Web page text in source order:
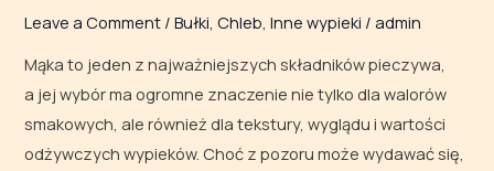
Leave a Comment /Bułki ,Chleb ,Inne wypieki /admin
Mąka to jeden z najważniejszych składników pieczywa,
a jej wybór ma ogromne znaczenie nie tylko dla walorów
smakowych, ale również dla tekstury, wyglądu i wartości
odżywczych wypieków. Choć z pozoru może wydawać się,